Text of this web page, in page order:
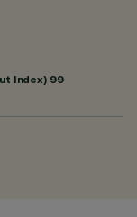
Index) 99